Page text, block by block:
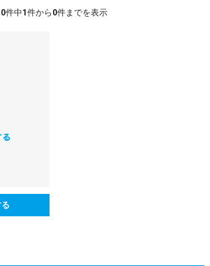
0件中1 件から 0件までを表示